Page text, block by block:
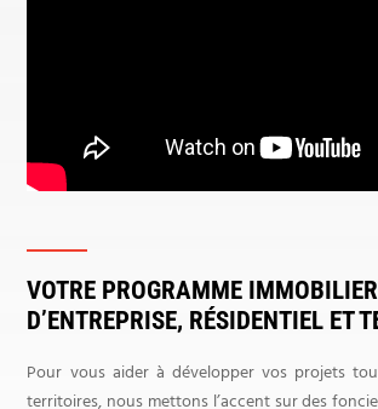
VOTRE PROGRAMME IMMOBILIER
D’ENTREPRISE, RÉSIDENTIEL ET
Pour vous aider à développer vos projets
territoires, nous mettons l’accent sur des